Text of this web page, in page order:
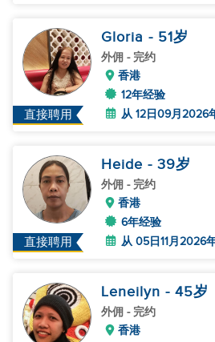
直接聘用
Gloria - 51岁
外佣 - 完约
香港
12年经验
从 12日09月2026
直接聘用
Heide - 39岁
外佣 - 完约
香港
6年经验
从 05日11月2026
Leneilyn - 45岁
外佣 - 完约
香港